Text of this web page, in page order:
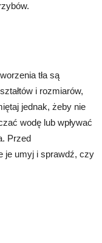
tła są
i rozmiarów,
jednak, żeby nie
wodę lub wpływać
Przed
je umyj i sprawdź, czy